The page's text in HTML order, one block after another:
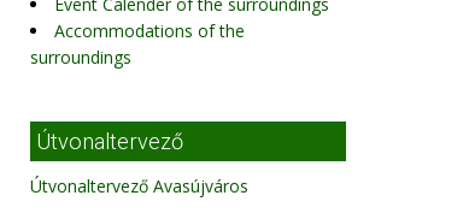
Accommodations of the
surroundings
Útvonaltervező
Útvonaltervező Avasújváros